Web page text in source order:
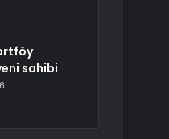
sahibi